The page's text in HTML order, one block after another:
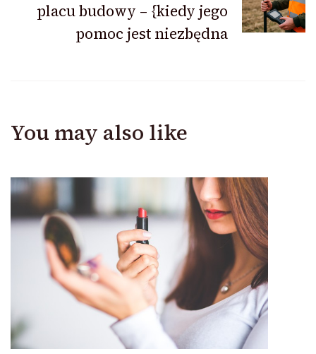
placu budowy – {kiedy jego
pomoc jest niezbędna
You may also like